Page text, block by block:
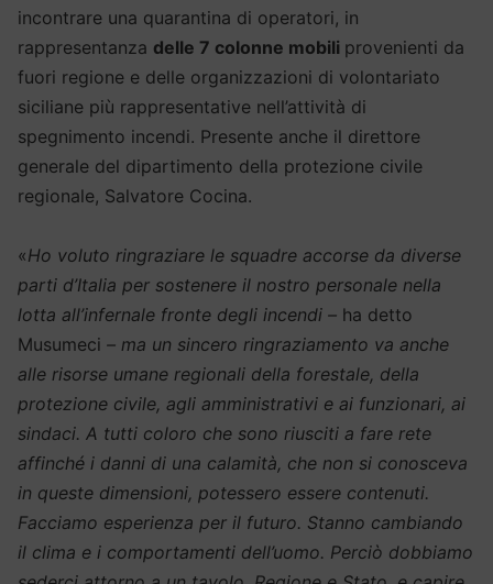
incontrare una quarantina di operatori, in
rappresentanza delle 7 colonne mobili provenienti da
fuori regione e delle organizzazioni di volontariato
siciliane più rappresentative nell’attività di
spegnimento incendi. Presente anche il direttore
generale del dipartimento della protezione civile
regionale, Salvatore Cocina.
«Ho voluto ringraziare le squadre accorse da diverse
parti d’Italia per sostenere il nostro personale nella
lotta all’infernale fronte degli incendi – ha detto
Musumeci – ma un sincero ringraziamento va anche
alle risorse umane regionali della forestale, della
protezione civile, agli amministrativi e ai funzionari, ai
sindaci. A tutti coloro che sono riusciti a fare rete
affinché i danni di una calamità, che non si conosceva
in queste dimensioni, potessero essere contenuti.
Facciamo esperienza per il futuro. Stanno cambiando
il clima e i comportamenti dell’uomo. Perciò dobbiamo